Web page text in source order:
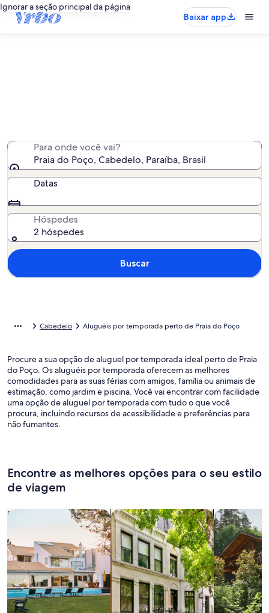
Ignorar a seção principal da página
Baixar app
Para onde você vai?
Praia do Poço, Cabedelo, Paraíba, Brasil
Datas
Hóspedes
2 hóspedes
Buscar
Cabedelo Aluguéis por temporada perto de Praia do Poço
Procure a sua opção de aluguel por temporada ideal perto de Praia
do Poço. Os aluguéis por temporada oferecem as melhores
comodidades para as suas férias com amigos, família ou animais de
estimação, como jardim e piscina. Você vai encontrar com facilidade
uma opção de aluguel por temporada com tudo o que você
procura, incluindo recursos de acessibilidade e preferências para
não fumantes.
Encontre as melhores opções para o seu estilo
de viagem
Busque casas Busque apartamentos buscar